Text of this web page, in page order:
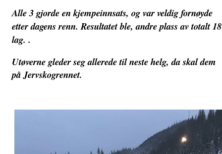
Alle 3 gjorde en kjempeinnsats, og var veldig fornøyde
etter dagens renn. Resultatet ble, andre plass av totalt 18
lag. .
Utøverne gleder seg allerede til neste helg, da skal dem
på Jervskogrennet.